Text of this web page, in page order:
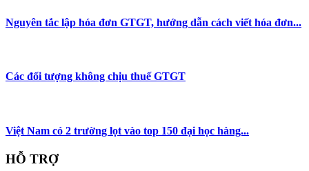
Nguyên tắc lập hóa đơn GTGT, hướng dẫn cách viết hóa đơn...
Các đối tượng không chịu thuế GTGT
Việt Nam có 2 trường lọt vào top 150 đại học hàng...
HỖ TRỢ